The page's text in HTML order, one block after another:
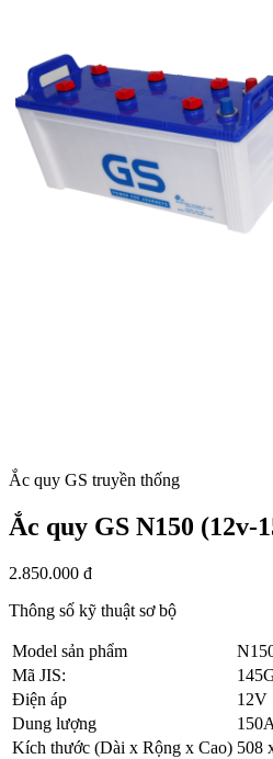
Ắc quy GS truyền thống
Ắc quy GS N150 (12v-
2.850.000 đ
Thông số kỹ thuật sơ bộ
Model sản phẩm
Mã JIS:
Điện áp
12V
Dung lượng
Kích thước (Dài x Rộng x Cao) 508